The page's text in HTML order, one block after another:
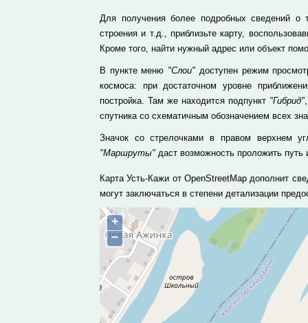
Для получения более подробных сведений
строения и т.д., приблизьте карту,
Кроме того, найти нужный адрес или объект
В пункте меню "Слои" доступен режим
космоса: при достаточном уровне
постройка. Там же находится подпункт "Гибрид"
спутника со схематичным обозначением всех
Значок со стрелочками в правом верхнем
"Маршруты" даст возможность проложить путь
Карта Усть-Кажи от OpenStreetMap дополнит
могут заключаться в степени детализации
+
−